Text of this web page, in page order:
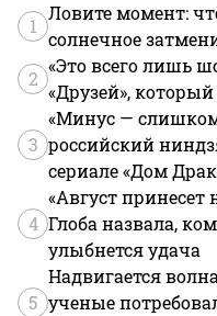
1
Ловите момент:
солнечное
2
«Это всего лишь
«Друзей»,
3
«Минус —
российский
сериале «Дом
4
«Август
Глоба назвала,
улыбнется удача
5
Надвигается
ученые